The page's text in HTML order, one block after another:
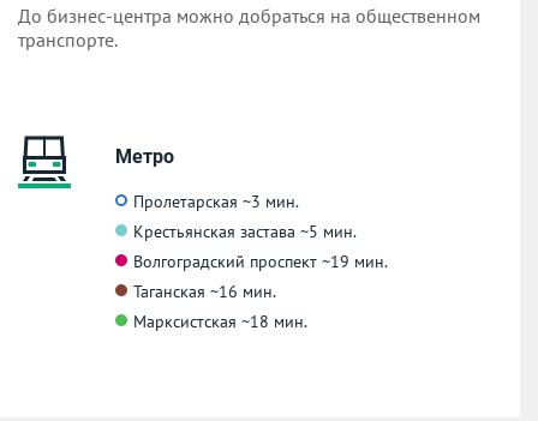
До бизнес-центра можно добраться на общественном
транспорте.
Метро
Пролетарская ~3 мин.
Крестьянская застава ~5 мин.
Волгоградский проспект~19 мин.
Таганская ~16 мин.
Марксистская ~18 мин.